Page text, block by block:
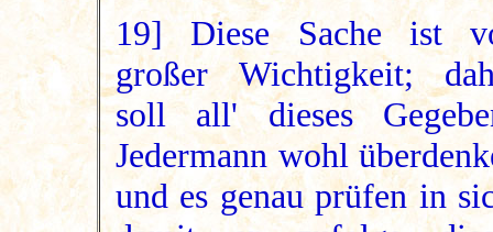
19] Diese Sache ist
großer Wichtigkeit;
soll all' dieses
Jedermann wohl
und es genau prüfen in